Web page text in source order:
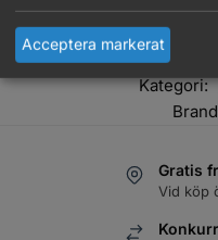
EAN:
Artikelnr:
Kategori:
Gratis
Vid köp
Acceptera markerat